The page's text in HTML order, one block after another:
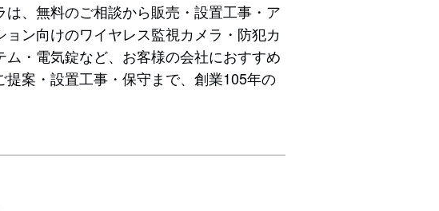
、無料のご相談から販売・設置工事・ア
ン向けのワイヤレス監視カメラ・防犯カ
・電気錠など、お客様の会社におすすめ
案・設置工事・保守まで、創業105年の